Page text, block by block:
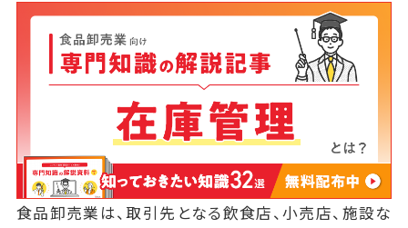
食品卸売業は、取引先となる飲食店、小売店、施設な